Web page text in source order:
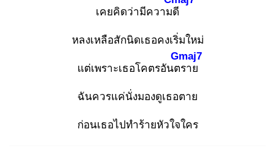
เคยคิดว่ามีความดี
หลงเหลือสักนิดเธอคงเริ่มใหม่
แต่เพราะเธอโคตรอันตร
Gmaj7
าย
ฉันควรแค่นั่งมองดูเธอตาย
ก่อนเธอไปทำร้ายหัวใจใคร